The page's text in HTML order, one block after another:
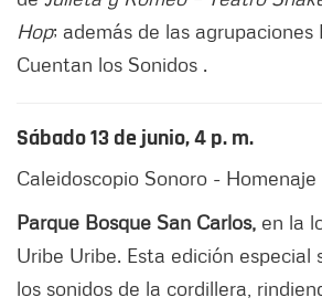
Hop; además de las agrupaciones
Cuentan los Sonidos .
Sábado 13 de junio, 4 p. m.
Caleidoscopio Sonoro -
Parque Bosque San Carlos, en la
Uribe Uribe. Esta edición especial
los sonidos de la cordillera,